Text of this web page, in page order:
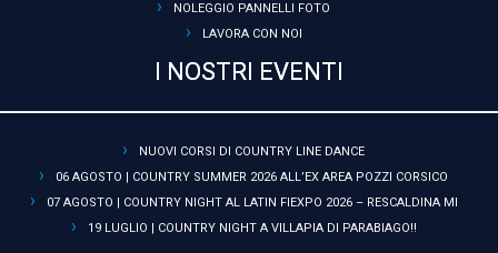
NOLEGGIO PANNELLI FOTO
LAVORA CON NOI
I NOSTRI EVENTI
NUOVI CORSI DI COUNTRY LINE DANCE
06 AGOSTO | COUNTRY SUMMER 2026 ALL’EX AREA POZZI CORSICO
07 AGOSTO | COUNTRY NIGHT AL LATIN FIEXPO 2026 – RESCALDINA MI
19 LUGLIO | COUNTRY NIGHT A VILLAPIA DI PARABIAGO!!